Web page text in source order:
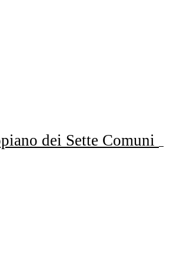
dei Sette Comuni